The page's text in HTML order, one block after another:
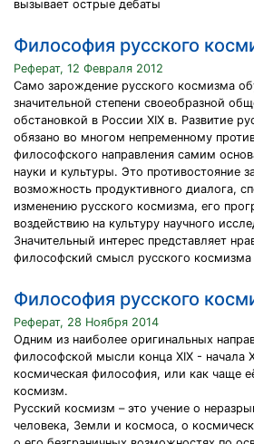
вызывает острые дебаты
Философия русского
Реферат, 12 Февраля 2012
Само зарождение русского космизма
значительной степени своеобразной
обстановкой в России XIX в. Развитие
обязано во многом непременному
философского направления самим
науки и культуры. Это противостояние
возможность продуктивного диалога,
изменению русского космизма, его
воздействию на культуру научного
Значительный интерес представляет
философский смысл русского космизма
Философия русского
Реферат, 28 Ноября 2014
Одним из наиболее оригинальных
философской мысли конца XIX - начала
космическая философия, или как чаще
космизм.
Русский космизм – это учение о
человека, Земли и космоса, о